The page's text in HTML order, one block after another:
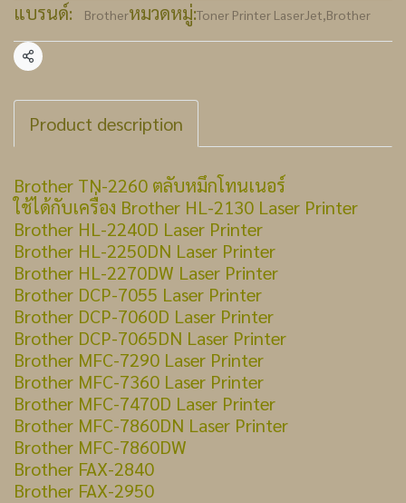
แบรนด์:
Brotherหมวดหมู่:Toner Printer LaserJet,Brother
แชร์
Product description
Brother TN-2260 ตลับหมึกโทนเนอร์
ใช้ได้กับเครื่อง Brother HL-2130 Laser Printer
Brother HL-2240D Laser Printer
Brother HL-2250DN Laser Printer
Brother HL-2270DW Laser Printer
Brother DCP-7055 Laser Printer
Brother DCP-7060D Laser Printer
Brother DCP-7065DN Laser Printer
Brother MFC-7290 Laser Printer
Brother MFC-7360 Laser Printer
Brother MFC-7470D Laser Printer
Brother MFC-7860DN Laser Printer
Brother MFC-7860DW
Brother FAX-2840
Brother FAX-2950